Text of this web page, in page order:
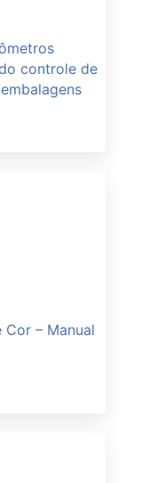
controle de
– Manual